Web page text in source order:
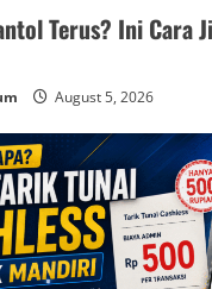
Terus? Ini Cara
August 5, 2026